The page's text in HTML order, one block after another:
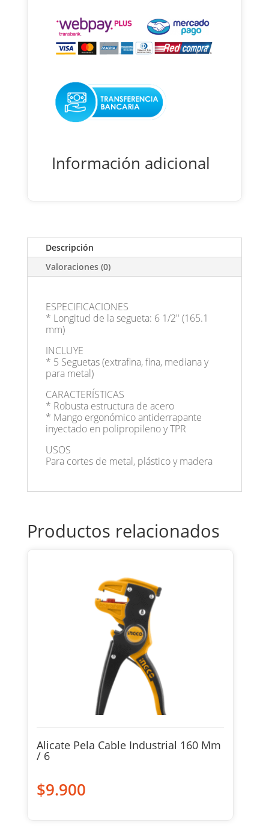
Sierras
Truper
cantidad
Información adicional
Descripción
Valoraciones (0)
ESPECIFICACIONES
* Longitud de la segueta: 6 1/2" (165.1
mm)
INCLUYE
* 5 Seguetas (extrafina, fina, mediana y
para metal)
CARACTERÍSTICAS
* Robusta estructura de acero
* Mango ergonómico antiderrapante
inyectado en polipropileno y TPR
USOS
Para cortes de metal, plástico y madera
Productos relacionados
Alicate Pela Cable Industrial 160 Mm
/ 6
$9.900